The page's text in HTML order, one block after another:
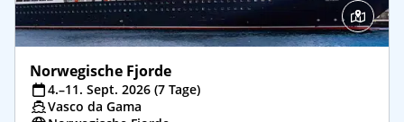
Norwegische Fjorde
4.–11. Sept. 2026 (7 Tage)
Vasco da Gama